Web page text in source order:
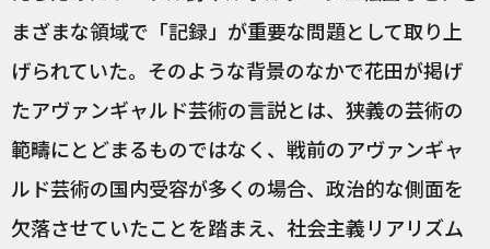
まざまな領域で「記録」が重要な問題として取り上
げられていた。そのような背景のなかで花田が掲げ
たアヴァンギャルド芸術の言説とは、狭義の芸術の
範疇にとどまるものではなく、戦前のアヴァンギャ
ルド芸術の国内受容が多くの場合、政治的な側面を
欠落させていたことを踏まえ、社会主義リアリズム